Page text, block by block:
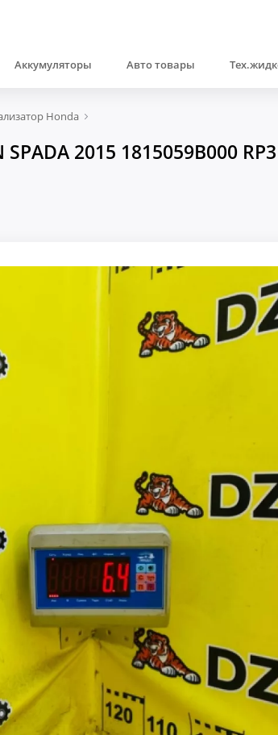
Аккумуляторы Авто товары
Honda
SPADA 2015 1815059B000